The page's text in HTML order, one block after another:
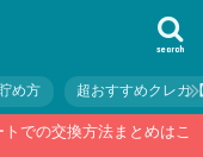
search
め方 超おすすめクレカ
での交換方法まとめはこ